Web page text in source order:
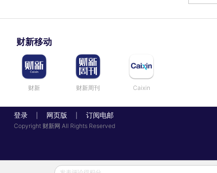
财新移动
财新 财新周刊 Caixin
登录 网页版 订阅电邮
Copyright 财新网 All Rights Reserved